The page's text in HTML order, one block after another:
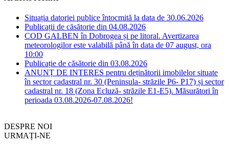
Situația datoriei publice întocmită la data de 30.06.2026
Publicații de căsătorie din 04.08.2026
COD GALBEN în Dobrogea și pe litoral. Avertizarea
meteorologilor este valabilă până în data de 07 august, ora
10:00
Publicație de căsătorie din 03.08.2026
ANUNȚ DE INTERES pentru deținătorii imobilelor situate
în sector cadastral nr. 30 (Peninsula- străzile P6- P17) și sector
cadastral nr. 18 (Zona Ecluză- străzile E1-E5). Măsurători în
perioada 03.08.2026-07.08.2026!
DESPRE NOI
URMAȚI-NE